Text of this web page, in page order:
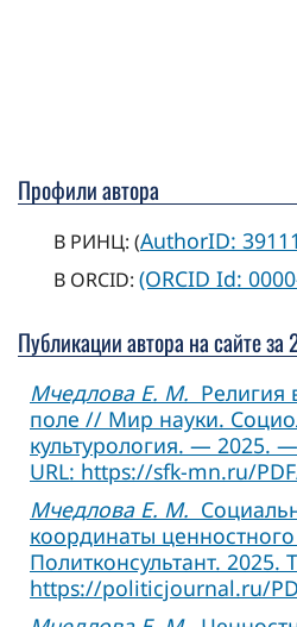
Профили автора
В РИНЦ: (AuthorID:
В ORCID: (ORCID Id:
Публикации автора на сайте за
Мчедлова Е. М. Религия
поле // Мир науки.
культурология. —
URL: https://sfk-mn.ru/
Мчедлова Е. М.
координаты
Политконсультант. 2025.
https://politicjournal.ru/